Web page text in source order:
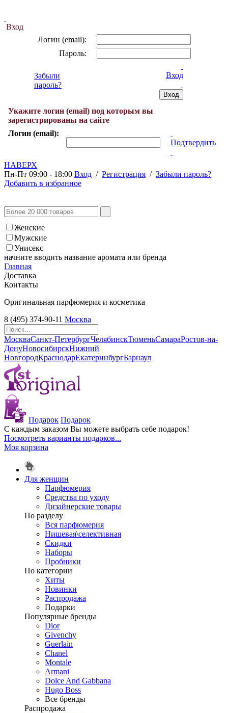
Вход
Логин (email):
Пароль:
Забыли
пароль?
Вход
Укажите логин (email) под которым вы
зарегистрированы на сайте
Логин (email):
Подтвердить
НАВЕРХ
Пн-Пт 09:00 - 18:00 Вход / Регистрация / Забыли пароль?
Добавить в избранное
Женские
Мужские
Унисекс
начните вводить название аромата или бренда
Главная
Доставка
Контакты
Оригинальная парфюмерия и косметика
8 (495) 374-90-11 Москва
МоскваСанкт-ПетербургЧелябинскТюменьСамараРостов-на-
ДонуНовосибирскНижний
НовгородКраснодарЕкатеринбургБарнаул
Подарок Подарок
С каждым заказом Вы можете выбрать себе подарок!
Посмотреть варианты подарков...
Моя корзина
Для женщин
Парфюмерия
Средства по уходу
Дизайнерские товары
По разделу
Вся парфюмерия
Нишевая\селективная
Скидки
Наборы
Пробники
По категории
Хиты
Новинки
Распродажа
Подарки
Популярные бренды
Dior
Givenchy
Guerlain
Chanel
Montale
Armani
Dolce And Gabbana
Hugo Boss
Все бренды
Распродажа